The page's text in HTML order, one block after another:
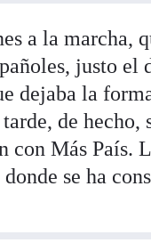
a la marcha,
justo el
dejaba la
de hecho,
Más País.
se ha